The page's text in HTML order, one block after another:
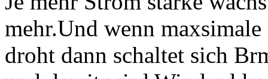
mehr.Und wenn
droht dann schaltet sich